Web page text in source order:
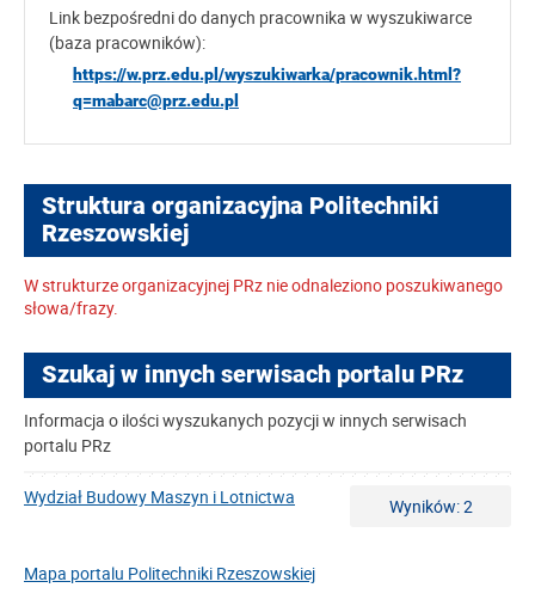
Link bezpośredni do danych pracownika w wyszukiwarce
(baza pracowników):
https://w.prz.edu.pl/wyszukiwarka/pracownik.html?
q=mabarc@prz.edu.pl
Struktura organizacyjna Politechniki
Rzeszowskiej
W strukturze organizacyjnej PRz nie odnaleziono poszukiwanego
słowa/frazy.
Szukaj w innych serwisach portalu PRz
Informacja o ilości wyszukanych pozycji w innych serwisach
portalu PRz
Wydział Budowy Maszyn i Lotnictwa Wyników: 2
Mapa portalu Politechniki Rzeszowskiej